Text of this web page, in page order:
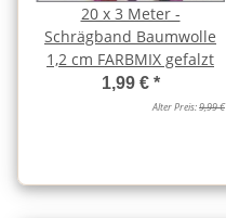
20 x 3 Meter -
Schrägband Baumwolle
1,2 cm FARBMIX gefalzt
1,99 € *
Alter Preis:9,99 €